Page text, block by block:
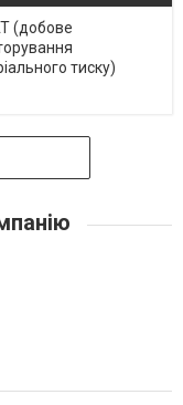
(добове
тиску)